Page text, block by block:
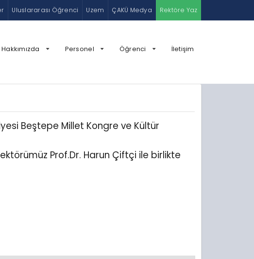
Uluslararası Öğrenci Uzem ÇAKÜ Medya Rektöre Yaz
Hakkımızda Personel Öğrenci İletişim
Beştepe Millet Kongre ve Kültür
Prof.Dr. Harun Çiftçi ile birlikte